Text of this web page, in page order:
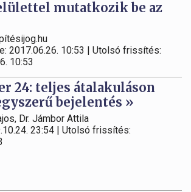
mutatkozik be az
2017.06.26. 10:53 | Utolsó frissítés:
10:53
24: teljes átalakuláson
bejelentés »
Dr. Jámbor Attila
23:54 | Utolsó frissítés: